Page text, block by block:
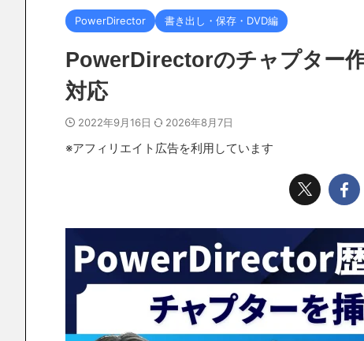
PowerDirector 書き出し・保存・DVD編
PowerDirectorのチャプター
対応
2022年9月16日 2026年8月7日
※アフィリエイト広告を利用しています